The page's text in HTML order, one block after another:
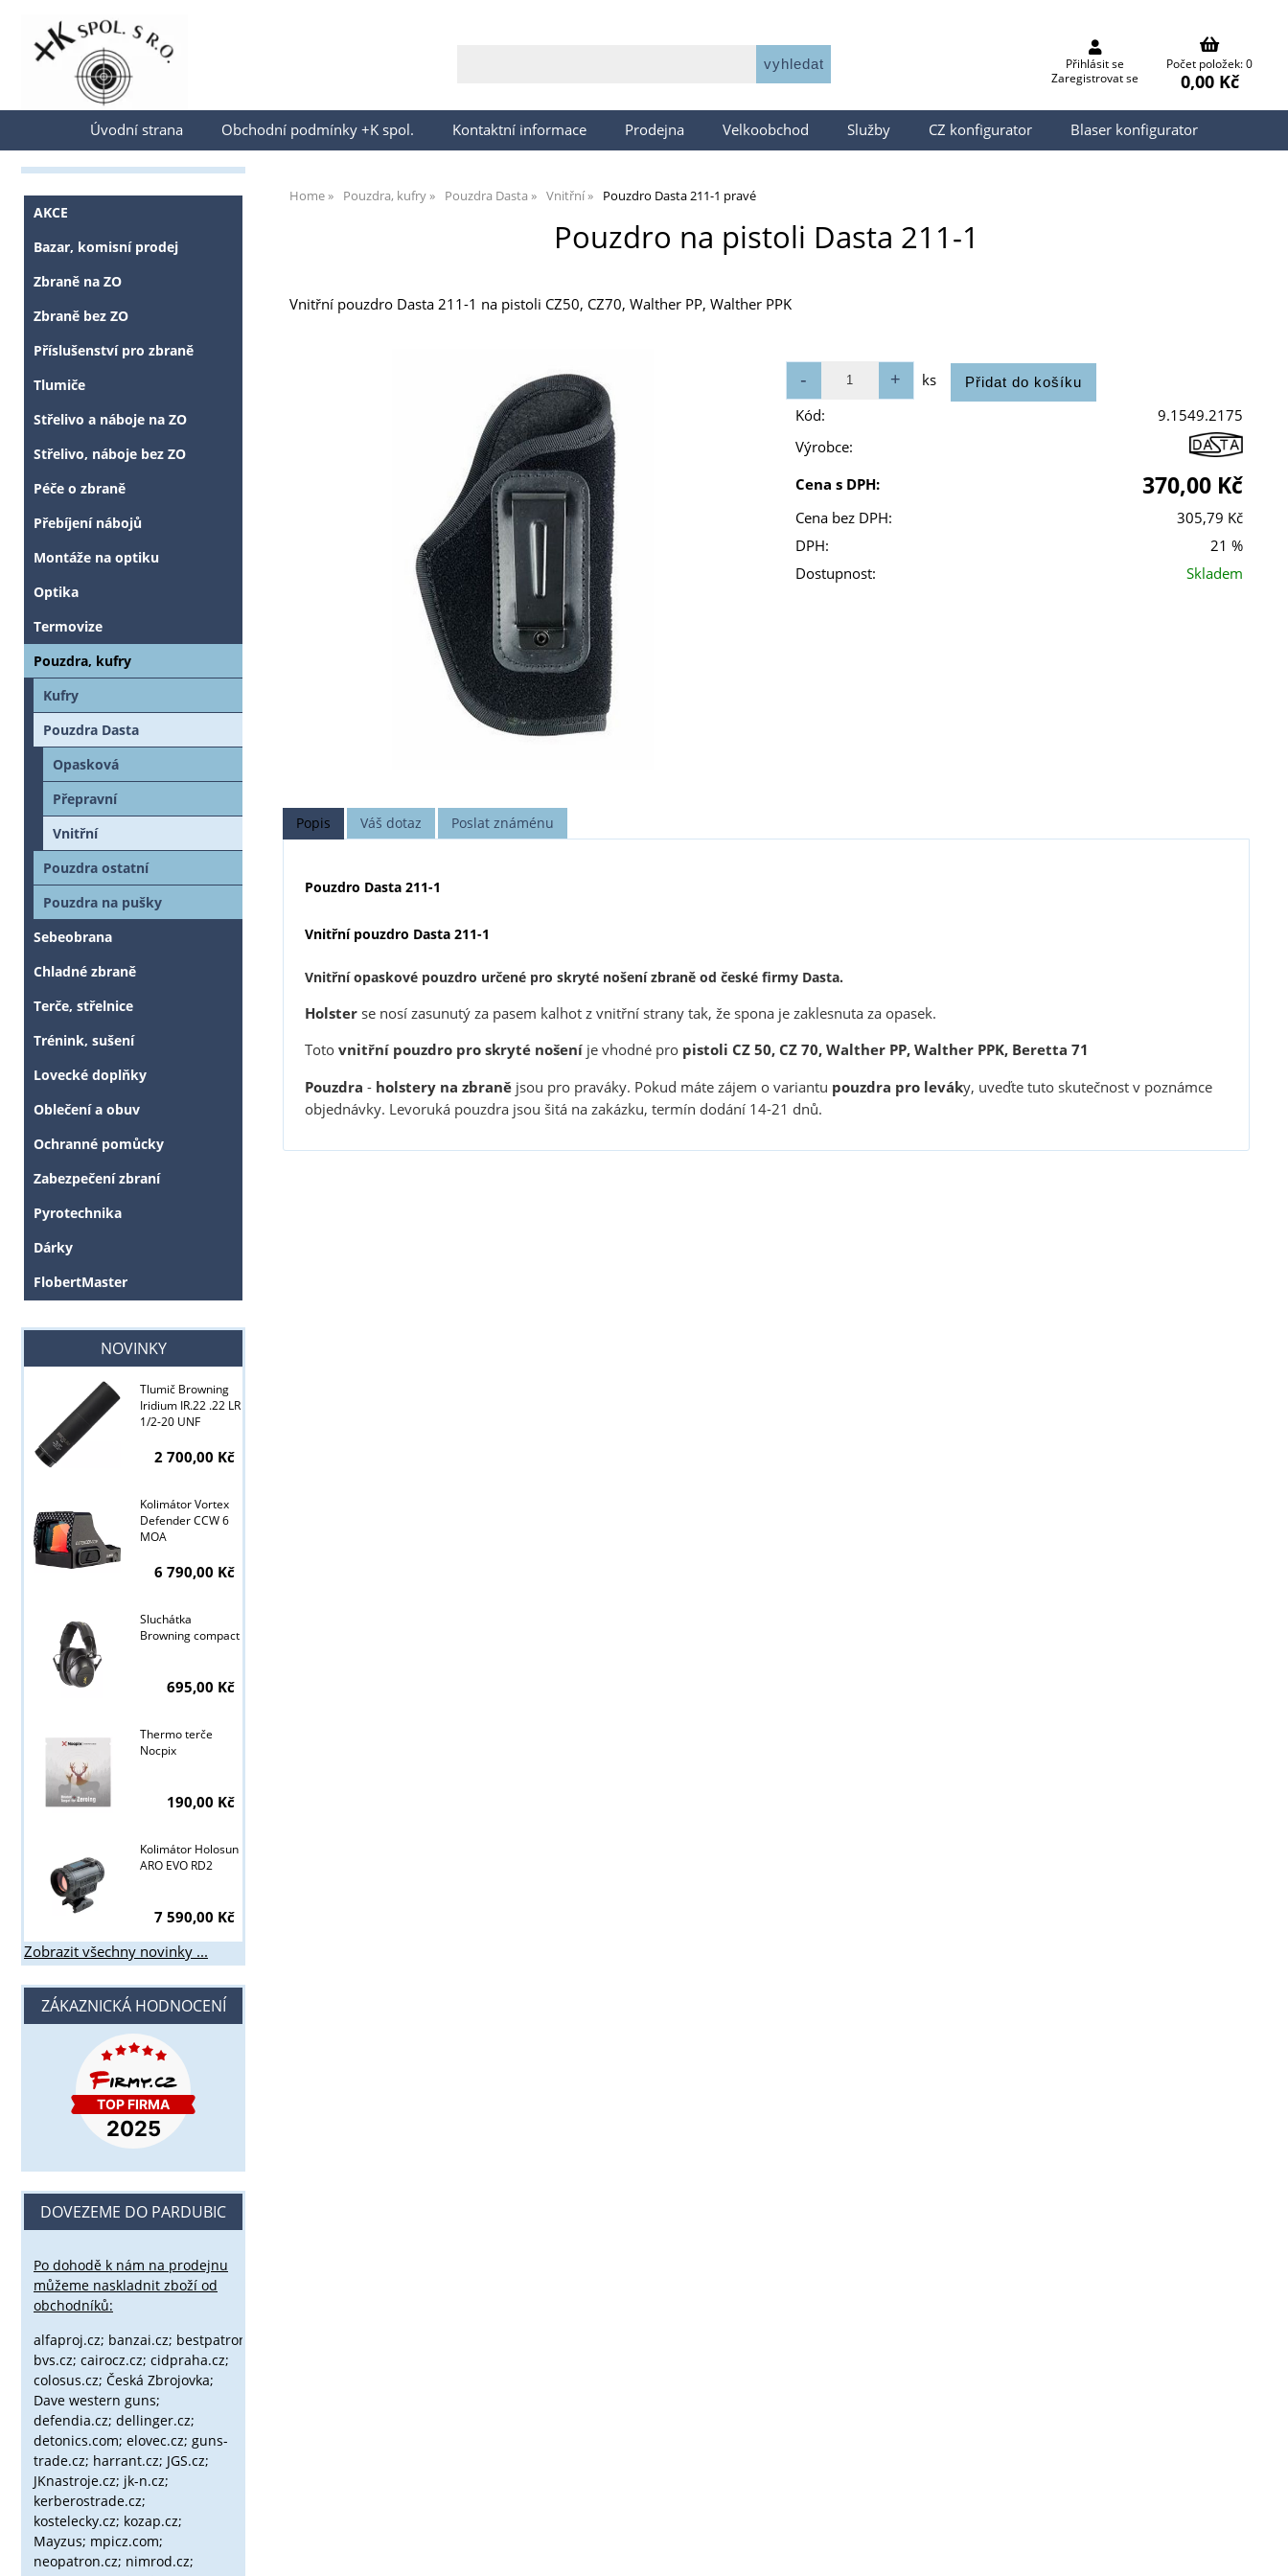
Přihlásit se
Přihlásit se
Zaregistrovat se
Počet položek: 0
0,00 Kč
Úvodní strana Obchodní podmínky +K spol. Kontaktní informace Prodejna Velkoobchod Služby CZ konfigurator Blaser konfigurator
Home Pouzdra, kufry Pouzdra Dasta Vnitřní Pouzdro Dasta 211-1 pravé
Pouzdro na pistoli Dasta 211-1
Vnitřní pouzdro Dasta 211-1 na pistoli CZ50, CZ70, Walther PP, Walther PPK
ks
Kód:
9.1549.2175
Výrobce:
Cena s DPH:
370,00 Kč
Cena bez DPH:
305,79 Kč
DPH:
21 %
Dostupnost:
Skladem
Popis Váš dotaz Poslat známénu
Pouzdro Dasta 211-1
Vnitřní pouzdro Dasta 211-1
Vnitřní opaskové pouzdro určené pro skryté nošení zbraně od české firmy Dasta.
Holsterse nosí zasunutý za pasem kalhot z vnitřní strany tak, že spona je zaklesnuta za opasek.
Totovnitřní pouzdro pro skryté nošeníje vhodné pro pistoli CZ 50, CZ 70, Walther PP, Walther PPK, Beretta 71
Pouzdra - holstery na zbranějsou pro praváky. Pokud máte zájem o variantu pouzdra pro leváky, uveďte tuto skutečnost v poznámce
objednávky. Levoruká pouzdra jsou šitá na zakázku, termín dodání 14-21 dnů.
AKCE
Bazar, komisní prodej
Zbraně na ZO
Zbraně bez ZO
Příslušenství pro zbraně
Tlumiče
Střelivo a náboje na ZO
Střelivo, náboje bez ZO
Péče o zbraně
Přebíjení nábojů
Montáže na optiku
Optika
Termovize
Pouzdra, kufry
Kufry
Pouzdra Dasta
Opasková
Přepravní
Vnitřní
Pouzdra ostatní
Pouzdra na pušky
Sebeobrana
Chladné zbraně
Terče, střelnice
Trénink, sušení
Lovecké doplňky
Oblečení a obuv
Ochranné pomůcky
Zabezpečení zbraní
Pyrotechnika
Dárky
FlobertMaster
NOVINKY
Tlumič Browning
Iridium IR.22 .22 LR
1/2-20 UNF
2 700,00 Kč
Kolimátor Vortex
Defender CCW 6
MOA
6 790,00 Kč
Sluchátka
Browning compact
695,00 Kč
Thermo terče
Nocpix
190,00 Kč
Kolimátor Holosun
ARO EVO RD2
7 590,00 Kč
Zobrazit všechny novinky ...
ZÁKAZNICKÁ HODNOCENÍ
DOVEZEME DO PARDUBIC
Po dohodě k nám na prodejnu
můžeme naskladnit zboží od
obchodníků:
alfaproj.cz; banzai.cz; bestpatron.eu;
bvs.cz; cairocz.cz; cidpraha.cz;
colosus.cz; Česká Zbrojovka;
Dave western guns;
defendia.cz; dellinger.cz;
detonics.com; elovec.cz; guns-
trade.cz; harrant.cz; JGS.cz;
JKnastroje.cz; jk-n.cz;
kerberostrade.cz;
kostelecky.cz; kozap.cz;
Mayzus; mpicz.com;
neopatron.cz; nimrod.cz;